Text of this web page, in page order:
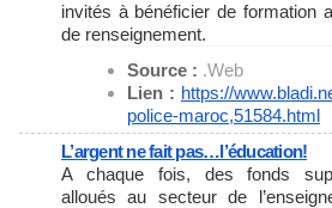
invités à bénéficier de formation
de renseignement.
Source : .Web
Lien : https://
police-maroc,51584.html
L’argent ne fait pas…l’éducation!
A chaque fois, des fonds
alloués au secteur de